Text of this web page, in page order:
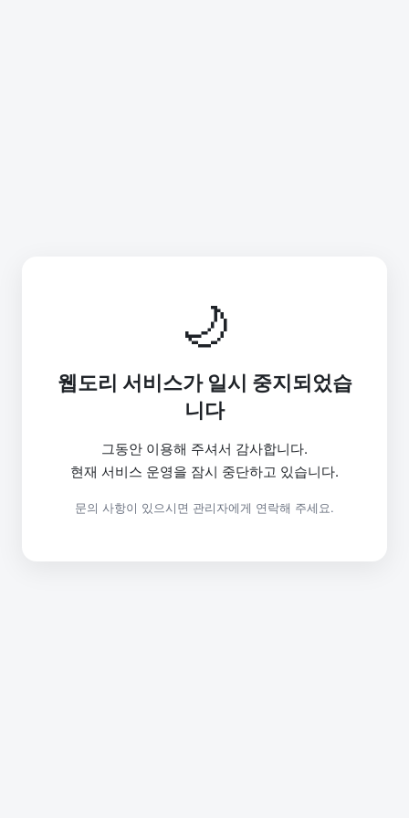
🌙
웹도리 서비스가 일시 중지되었습
니다
그동안 이용해 주셔서 감사합니다.
현재 서비스 운영을 잠시 중단하고 있습니다.
문의 사항이 있으시면 관리자에게 연락해 주세요.